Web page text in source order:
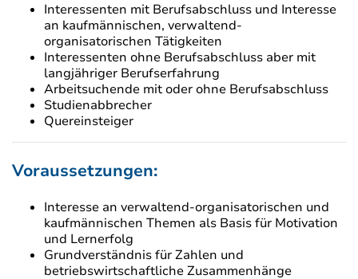
Interessenten mit Berufsabschluss und Interesse
an kaufmännischen, verwaltend-
organisatorischen Tätigkeiten
Interessenten ohne Berufsabschluss aber mit
langjähriger Berufserfahrung
Arbeitsuchende mit oder ohne Berufsabschluss
Studienabbrecher
Quereinsteiger
Voraussetzungen:
Interesse an verwaltend-organisatorischen und
kaufmännischen Themen als Basis für Motivation
und Lernerfolg
Grundverständnis für Zahlen und
betriebswirtschaftliche Zusammenhänge